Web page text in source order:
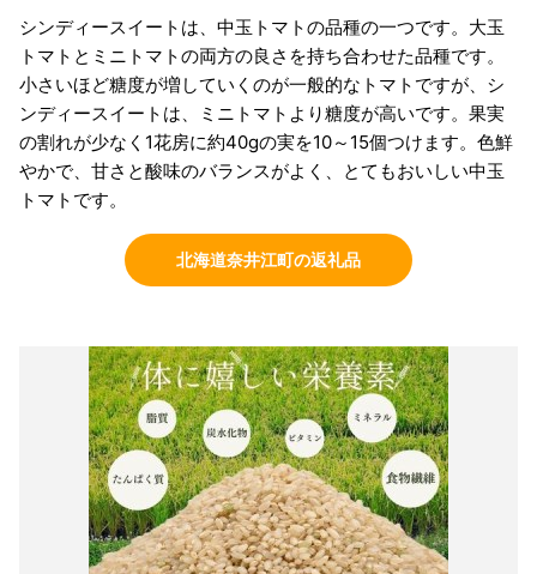
シンディースイートは、中玉トマトの品種の一つです。大玉
トマトとミニトマトの両方の良さを持ち合わせた品種です。
小さいほど糖度が増していくのが一般的なトマトですが、シ
ンディースイートは、ミニトマトより糖度が高いです。果実
の割れが少なく1花房に約40gの実を10～15個つけます。色鮮
やかで、甘さと酸味のバランスがよく、とてもおいしい中玉
トマトです。
北海道奈井江町の返礼品